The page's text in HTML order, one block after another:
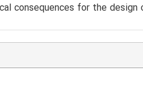
consequences for the